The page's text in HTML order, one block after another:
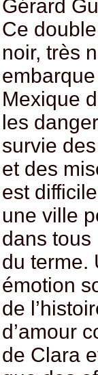
Gérard
Ce
noir, très
Mexique
les
survie
et des
est
une ville
dans tous
du terme.
émotion
de
d’amour
de Clara